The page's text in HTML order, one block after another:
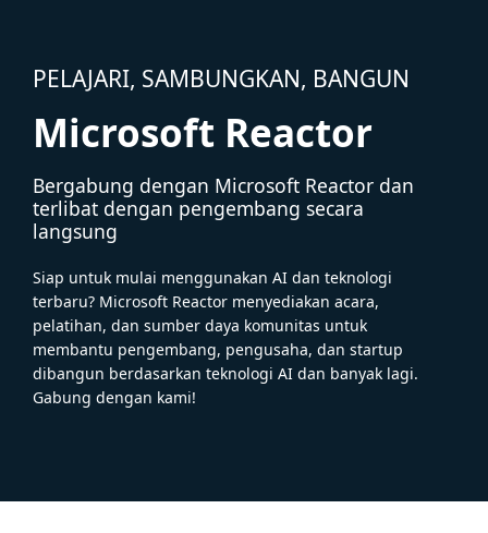
PELAJARI, SAMBUNGKAN, BANGUN
Microsoft Reactor
Bergabung dengan Microsoft Reactor dan
terlibat dengan pengembang secara
langsung
Siap untuk mulai menggunakan AI dan teknologi
terbaru? Microsoft Reactor menyediakan acara,
pelatihan, dan sumber daya komunitas untuk
membantu pengembang, pengusaha, dan startup
dibangun berdasarkan teknologi AI dan banyak lagi.
Gabung dengan kami!